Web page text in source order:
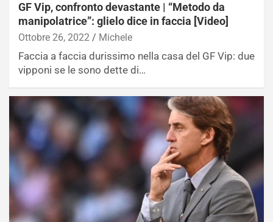
GF Vip, confronto devastante | “Metodo da
manipolatrice”: glielo dice in faccia [Video]
Ottobre 26, 2022 Michele
Faccia a faccia durissimo nella casa del GF Vip: due
vipponi se le sono dette di…